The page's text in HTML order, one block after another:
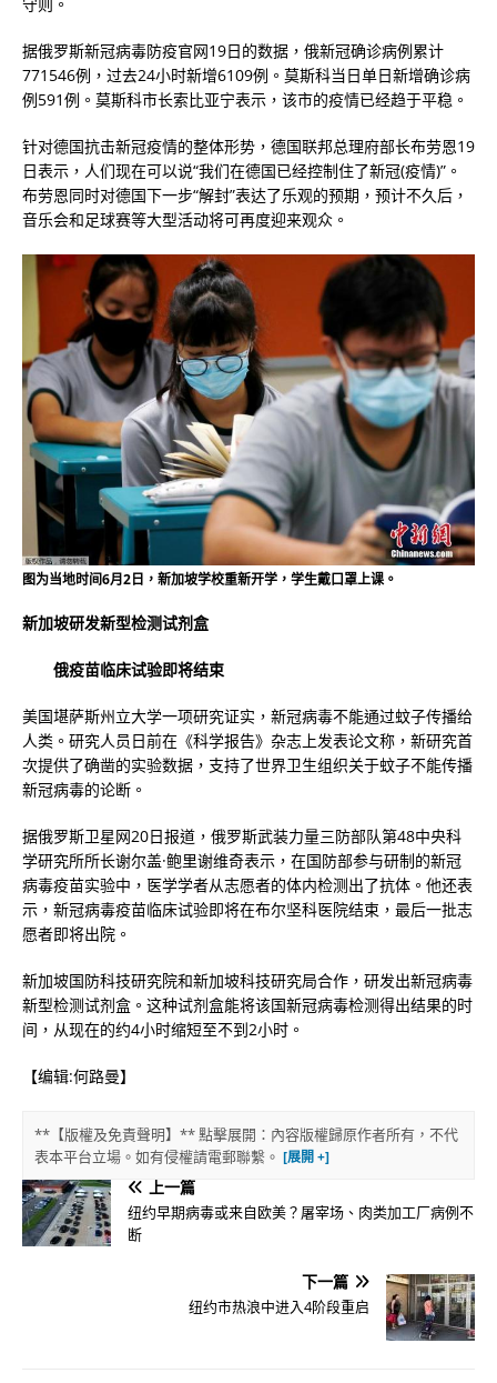
据俄罗斯新冠病毒防疫官网19日的数据，俄新冠确诊病例累计
771546例，过去24小时新增6109例。莫斯科当日单日新增确诊病
例591例。莫斯科市长索比亚宁表示，该市的疫情已经趋于平稳。
针对德国抗击新冠疫情的整体形势，德国联邦总理府部长布劳恩19
日表示，人们现在可以说“我们在德国已经控制住了新冠(疫情)”。
布劳恩同时对德国下一步“解封”表达了乐观的预期，预计不久后，
音乐会和足球赛等大型活动将可再度迎来观众。
图为当地时间6月2日，新加坡学校重新开学，学生戴口罩上课。
新加坡研发新型检测试剂盒
俄疫苗临床试验即将结束
美国堪萨斯州立大学一项研究证实，新冠病毒不能通过蚊子传播给
人类。研究人员日前在《科学报告》杂志上发表论文称，新研究首
次提供了确凿的实验数据，支持了世界卫生组织关于蚊子不能传播
新冠病毒的论断。
据俄罗斯卫星网20日报道，俄罗斯武装力量三防部队第48中央科
学研究所所长谢尔盖·鲍里谢维奇表示，在国防部参与研制的新冠
病毒疫苗实验中，医学学者从志愿者的体内检测出了抗体。他还表
示，新冠病毒疫苗临床试验即将在布尔坚科医院结束，最后一批志
愿者即将出院。
新加坡国防科技研究院和新加坡科技研究局合作，研发出新冠病毒
新型检测试剂盒。这种试剂盒能将该国新冠病毒检测得出结果的时
间，从现在的约4小时缩短至不到2小时。
【编辑:何路曼】
**【版權及免責聲明】** 點擊展開：內容版權歸原作者所有，不代
表本平台立場。如有侵權請電郵聯繫。
上一篇
纽约早期病毒或来自欧美？屠宰场、肉类加工厂病例不
断
下一篇
纽约市热浪中进入4阶段重启